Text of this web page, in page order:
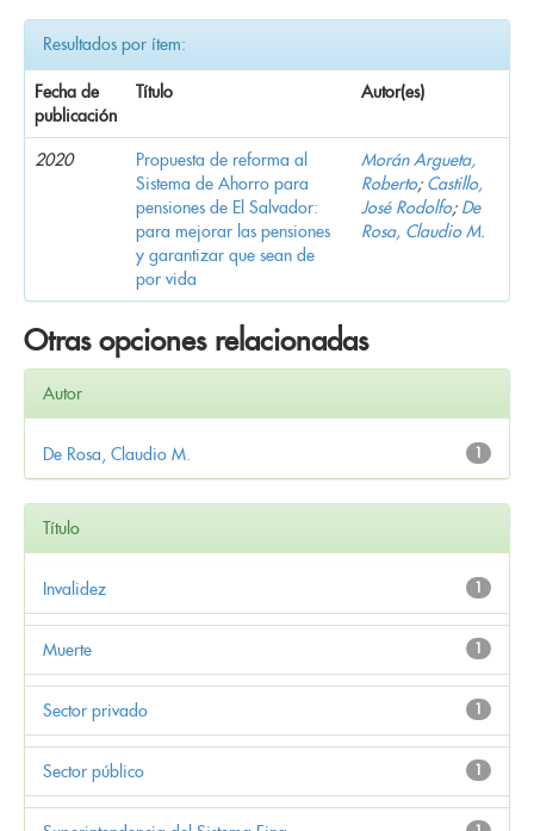
Resultados por ítem:
Fecha de
publicación
Título Autor(es)
2020
Propuesta de reforma al
Sistema de Ahorro para
pensiones de El Salvador:
para mejorar las pensiones
y garantizar que sean de
por vida
Morán Argueta,
Roberto; Castillo,
José Rodolfo; De
Rosa, Claudio M.
Otras opciones relacionadas
Autor
1
De Rosa, Claudio M.
Título
1
Invalidez
1
Muerte
1
Sector privado
1
Sector público